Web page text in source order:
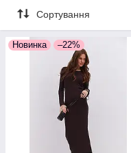
Сортування
Новинка –22%